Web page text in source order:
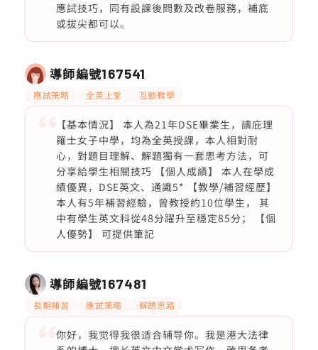
應試技巧，同有設課後問數及改卷服務，補底
或拔尖都可以。
導師編號167541
應試策略 全英上堂 互動教學
【基本情況】 本人為21年DSE畢業生，讀庇理
羅士女子中學，均為全英授課，本人相對耐
心，對題目理解、解題獨有一套思考方法，可
分享給學生相關技巧 【個人成績】 本人在學成
績優異，DSE英文、通識5* 【教學/補習經歷】
本人有5年補習經驗，曾教授約10位學生， 其
中有學生英文科從48分躍升至穩定85分； 【個
人優勢】 可提供筆記
導師編號167481
長期補習 應試策略 解題思路
你好，我觉得我很适合辅导你。我是港大法律